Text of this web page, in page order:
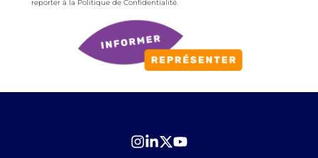
reporter à la Politique de Confidentialité.